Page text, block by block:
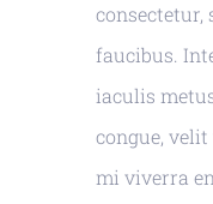
consectetur,
faucibus.
iaculis
congue,
mi viverra